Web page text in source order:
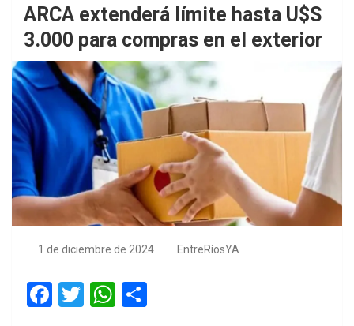
ARCA extenderá límite hasta U$S
3.000 para compras en el exterior
1 de diciembre de 2024 EntreRíosYA
F
T
W